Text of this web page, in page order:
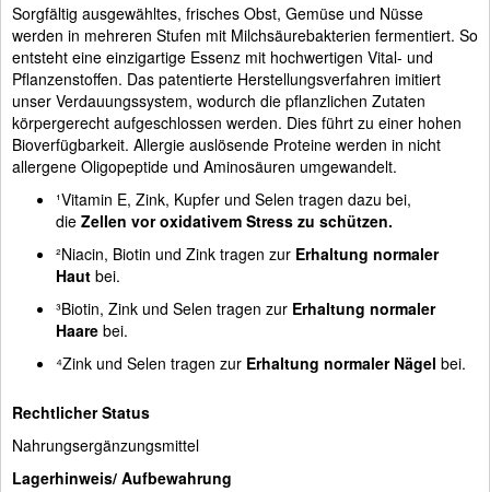
Sorgfältig ausgewähltes, frisches Obst, Gemüse und Nüsse
werden in mehreren Stufen mit Milchsäurebakterien fermentiert. So
entsteht eine einzigartige Essenz mit hochwertigen Vital- und
Pflanzenstoffen. Das patentierte Herstellungsverfahren imitiert
unser Verdauungssystem, wodurch die pflanzlichen Zutaten
körpergerecht aufgeschlossen werden. Dies führt zu einer hohen
Bioverfügbarkeit. Allergie auslösende Proteine werden in nicht
allergene Oligopeptide und Aminosäuren umgewandelt.
¹Vitamin E, Zink, Kupfer und Selen tragen dazu bei,
die Zellen vor oxidativem Stress zu schützen.
²Niacin, Biotin und Zink tragen zur Erhaltung normaler
Haut bei.
³Biotin, Zink und Selen tragen zur Erhaltung normaler
Haare bei.
⁴Zink und Selen tragen zur Erhaltung normaler Nägel bei.
Rechtlicher Status
Nahrungsergänzungsmittel
Lagerhinweis/ Aufbewahrung